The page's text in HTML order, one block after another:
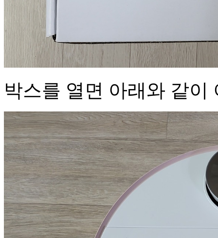
박스를 열면 아래와 같이